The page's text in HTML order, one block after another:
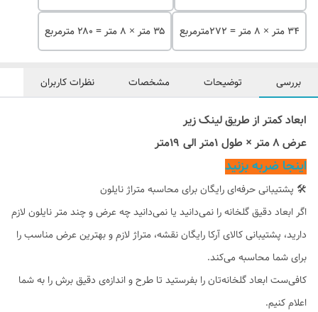
۳۴ متر × ۸ متر = ۲۷۲مترمربع ۳۵ متر × ۸ متر = ۲۸۰ مترمربع
بررسی توضیحات مشخصات نظرات کاربران
ابعاد کمتر از طریق لینک زیر
عرض ۸ متر × طول ۱متر الی ۱۹متر
اینجا ضربه بزنید
🛠 پشتیبانی حرفه‌ای رایگان برای محاسبه متراژ نایلون
اگر ابعاد دقیق گلخانه را نمی‌دانید یا نمی‌دانید چه عرض و چند متر نایلون لازم
دارید، پشتیبانی کالای آرکا رایگان نقشه، متراژ لازم و بهترین عرض مناسب را
برای شما محاسبه می‌کند.
کافی‌ست ابعاد گلخانه‌تان را بفرستید تا طرح و اندازه‌ی دقیق برش را به شما
اعلام کنیم.